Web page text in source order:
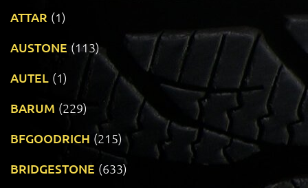
ATTAR (1)
AUSTONE (113)
AUTEL (1)
BARUM (229)
BFGOODRICH (215)
BRIDGESTONE (633)